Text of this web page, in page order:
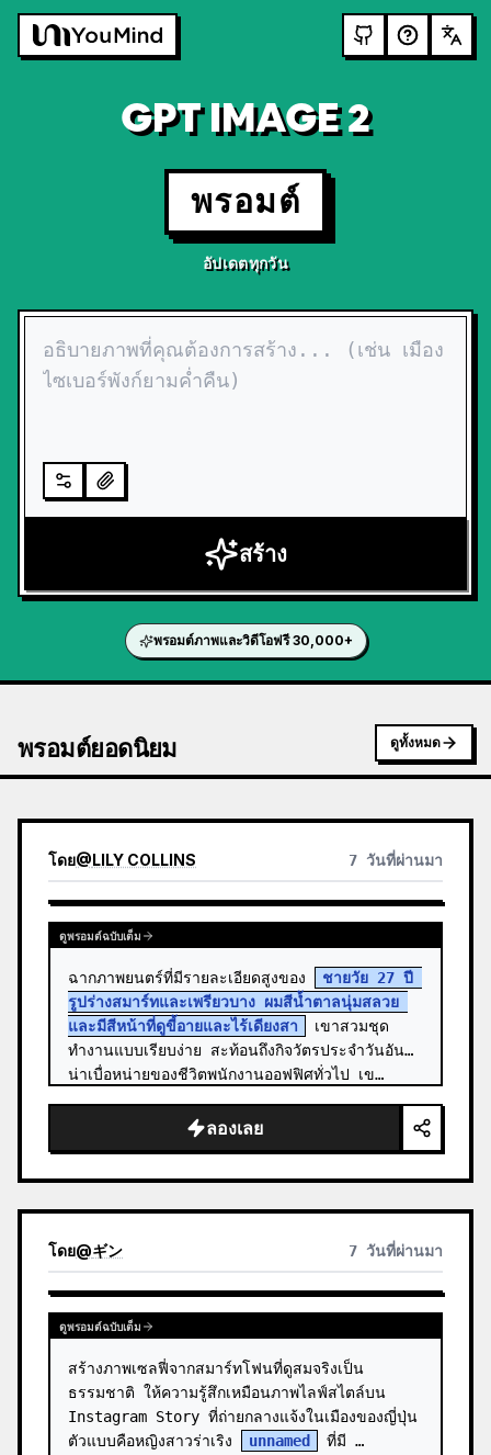
GPT IMAGE 2
พรอมต์
อัปเดตทุกวัน
สร้าง
พรอมต์ภาพและวิดีโอฟรี 30,000+
พรอมต์ยอดนิยม ดูทั้งหมด
โดย@LILY COLLINS 7 วันที่ผ่านมา
ดูพรอมต์ฉบับเต็ม
ฉากภาพยนตร์ที่มีรายละเอียดสูงของ
ชายวัย 27 ปี
รูปร่างสมาร์ทและเพรียวบาง ผมสีน้ำตาลนุ่มสลวย
และมีสีหน้าที่ดูขี้อายและไร้เดียงสา
เขาสวมชุด
ทำงานแบบเรียบง่าย สะท้อนถึงกิจวัตรประจำวันอัน
น่าเบื่อหน่ายของชีวิตพนักงานออฟฟิศทั่วไป เข…
ลองเลย
โดย@ギン 7 วันที่ผ่านมา
ดูพรอมต์ฉบับเต็ม
สร้างภาพเซลฟี่จากสมาร์ทโฟนที่ดูสมจริงเป็น
ธรรมชาติ ให้ความรู้สึกเหมือนภาพไลฟ์สไตล์บน
Instagram Story ที่ถ่ายกลางแจ้งในเมืองของญี่ปุ่น
ตัวแบบคือหญิงสาวร่าเริง
unnamed
ที่มี